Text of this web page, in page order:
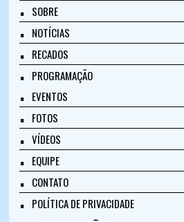
SOBRE
NOTÍCIAS
RECADOS
PROGRAMAÇÃO
EVENTOS
FOTOS
VÍDEOS
EQUIPE
CONTATO
POLÍTICA DE PRIVACIDADE